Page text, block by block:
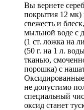
Вы вернете
покрытия 12 мк)
свежесть и
мыльной воде с
(1 ст. ложка на
(50 г. на 1 л.
тканью,
порошка) с
Оксидированные
не допустимо
специальный
оксид станет